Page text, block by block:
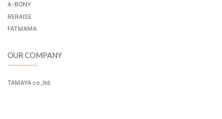
A-BONY
RERAISE
FATMAMA
OUR COMPANY
TAMAYA co.,ltd.